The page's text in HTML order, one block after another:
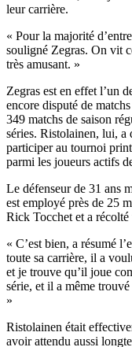
leur carrière.
« Pour la majorité
souligné Zegras. On vit
très amusant. »
Zegras est en effet l’un
encore disputé de
349 matchs de saison
séries. Ristolainen, lui, a
participer au tournoi
parmi les joueurs actifs
Le défenseur de 31 ans
est employé près de 25
Rick Tocchet et a
« C’est bien, a résumé
toute sa carrière, il a
et je trouve qu’il joue
série, et il a même
»
Ristolainen était
avoir attendu aussi